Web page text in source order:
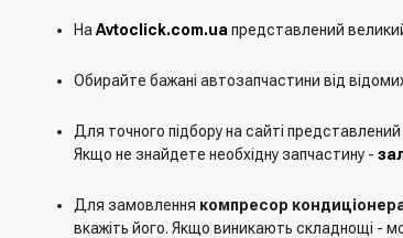
На Avtoclick.com.ua представлений
Обирайте бажані автозапчастини від
Для точного підбору на сайті
Якщо не знайдете необхідну запчастину -
Для замовлення компресор
вкажіть його. Якщо виникають складнощі -